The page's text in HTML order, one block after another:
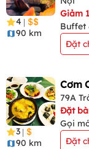
4 |
90 km
Giảm
Buffet
Đặt
3 |
90 km
Cơm
79A
Đặt
Gọi
Đặt